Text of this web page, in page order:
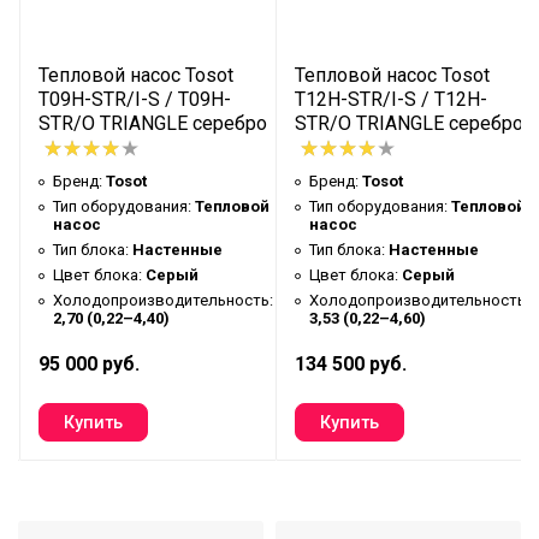
Мощность охлаждения кВт
2,7
Площадь помещения
36
Инвертор
Да
Длина магистрали. Max
15
Максимальный перепад
магистрали
10
Диаметр трубопровода
6.35 (1/4) - 9,52 (3/8)
Уровень шума внутреннего
блока дБл
Уровень шума внешнего
Тепловой насос Tosot
T09H-STR/I-S / T09H-
STR/O TRIANGLE серебро
Бренд: Tosot
Тип оборудования: Тепловой
насос
Тип блока: Настенные
Цвет блока: Серый
Холодопроизводительность:
2,70 (0,22–4,40)
95 000 руб.
Тепловой насос Tosot
T12H-STR/I-S / T12H-
STR/O TRIANGLE серебро
Бренд: Tosot
Тип оборудования: Тепловой
насос
Тип блока: Настенные
Цвет блока: Серый
Холодопроизводительность:
3,53 (0,22–4,60)
134 500 руб.